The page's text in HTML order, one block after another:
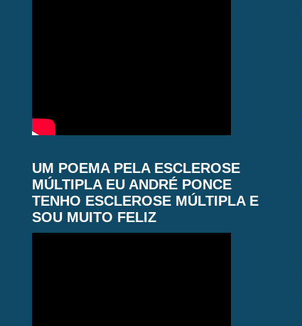
UM POEMA PELA ESCLEROSE
MÚLTIPLA EU ANDRÉ PONCE
TENHO ESCLEROSE MÚLTIPLA E
SOU MUITO FELIZ